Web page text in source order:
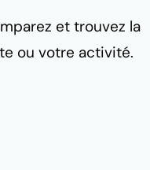
et trouvez la
ou votre activité.